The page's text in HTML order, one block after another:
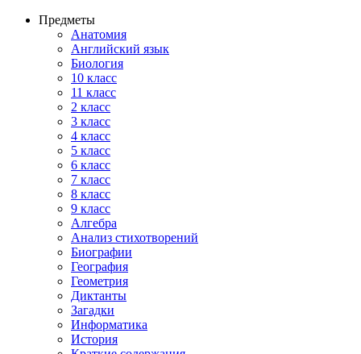
Предметы
Анатомия
Английский язык
Биология
10 класс
11 класс
2 класс
3 класс
4 класс
5 класс
6 класс
7 класс
8 класс
9 класс
Алгебра
Анализ стихотворений
Биографии
География
Геометрия
Диктанты
Загадки
Информатика
История